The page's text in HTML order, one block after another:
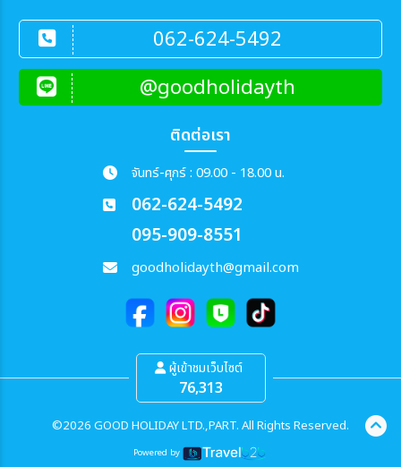
062-624-5492
@goodholidayth
ติดต่อเรา
จันทร์-ศุกร์ : 09.00 - 18.00 น.
062-624-5492
095-909-8551
goodholidayth@gmail.com
ผู้เข้าชมเว็บไซต์
76,313
©2026 GOOD HOLIDAY LTD.,PART. All Rights Reserved.
Powered by